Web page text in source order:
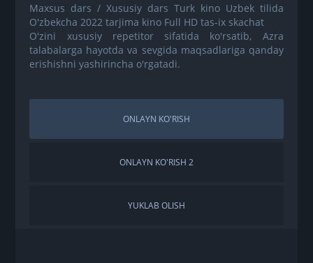
Maxsus dars / Xususiy dars Turk kino Uzbek tilida
O'zbekcha 2022 tarjima kino Full HD tas-ix skachat
O'zini xususiy repetitor sifatida ko'rsatib, Azra
talabalarga hayotda va sevgida maqsadlariga qanday
erishishni yashirincha o'rgatadi.
ONLAYN KO'RISH
ONLAYN KO'RISH 2
YUKLAB OLISH